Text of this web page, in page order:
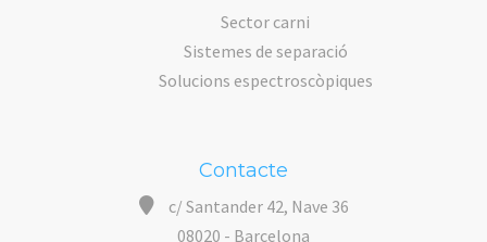
Sector carni
Sistemes de separació
Solucions espectroscòpiques
Contacte
c/ Santander 42, Nave 36
08020 - Barcelona